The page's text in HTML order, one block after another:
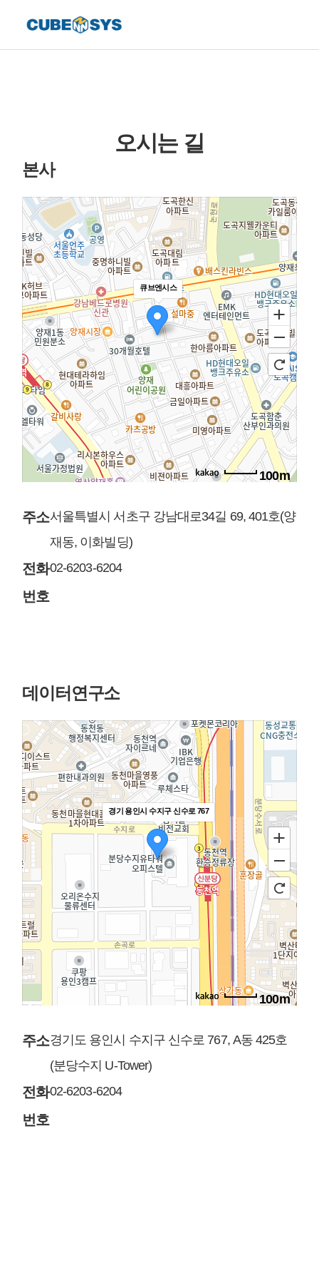
오시는 길
본사
큐브엔시스
100m
주소서울특별시 서초구 강남대로34길 69, 401호(양
재동, 이화빌딩)
전화
번호
02-6203-6204
데이터연구소
경기 용인시 수지구 신수로 767
100m
주소경기도 용인시 수지구 신수로 767, A동 425호
(분당수지 U-Tower)
전화
번호
02-6203-6204